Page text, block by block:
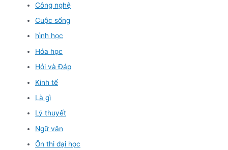
Công nghệ
Cuộc sống
hình học
Hóa học
Hỏi và Đáp
Kinh tế
Là gì
Lý thuyết
Ngữ văn
Ôn thi đại học